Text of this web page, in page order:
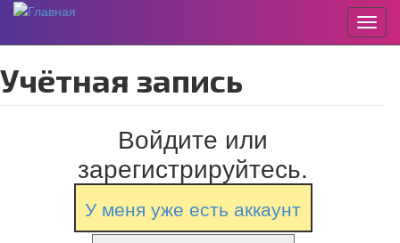
к
основному
Учётная запись
Войдите или
зарегистрируйтесь.
У меня уже есть аккаунт